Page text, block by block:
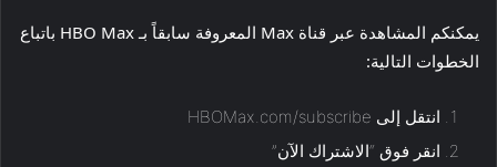
يمكنكم المشاهدة عبر قناة Max المعروفة سابقاً بـ HBO Max باتباع
الخطوات التالية:
انتقل إلى HBOMax.com/subscribe
انقر فوق “الاشتراك الآن”